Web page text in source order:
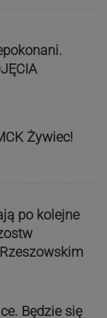
Żywiec!
po kolejne
Będzie się